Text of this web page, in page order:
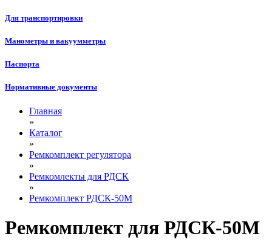
Для транспортировки
Манометры и вакуумметры
Паспорта
Нормативные документы
Главная
»
Каталог
»
Ремкомплект регулятора
»
Ремкомлекты для РДСК
»
Ремкомплект РДСК-50М
Ремкомплект для РДСК-50М